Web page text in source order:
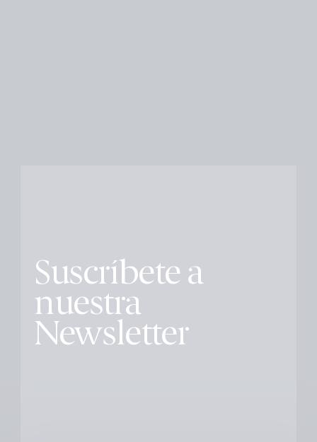
Suscríbete a
nuestra
Newsletter